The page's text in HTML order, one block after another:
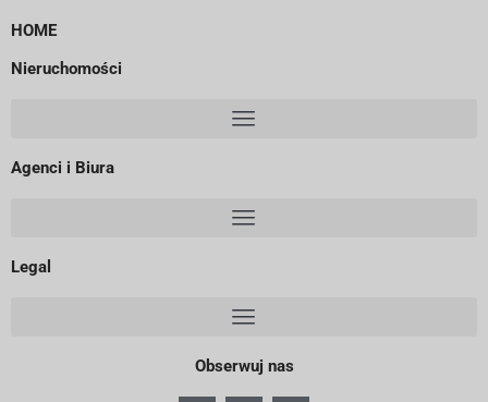
HOME
Nieruchomości
Agenci i Biura
Legal
Obserwuj nas